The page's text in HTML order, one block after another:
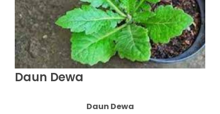
Daun Dewa
Daun Dewa